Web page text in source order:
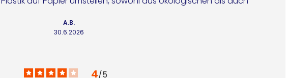
30.6.2026
A.B.
4/5